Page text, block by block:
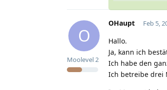
O
OHaupt
Moolevel2
Feb 5,
Hallo.
Ja, kann ich
Ich habe den
Ich betreibe drei